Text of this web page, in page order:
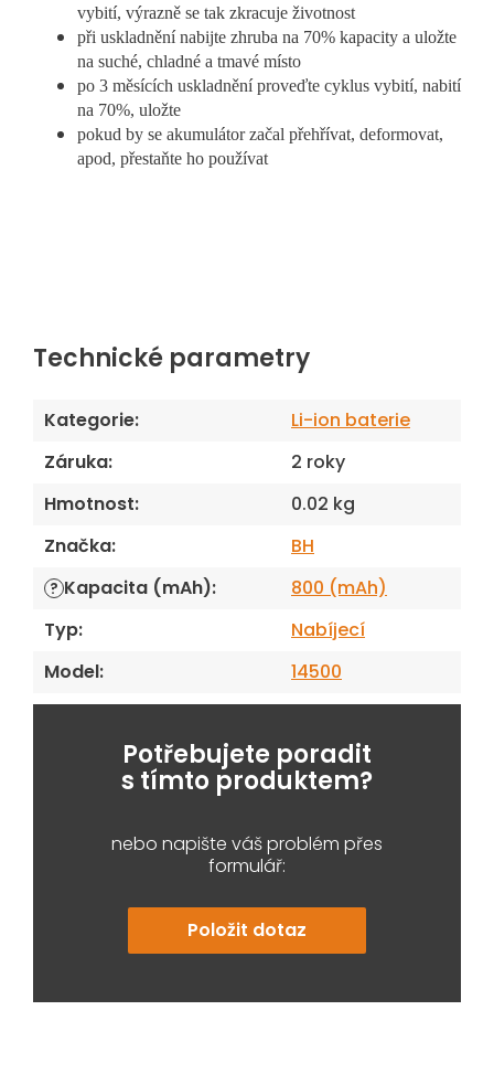
vybití, výrazně se tak zkracuje životnost
při uskladnění nabijte zhruba na 70% kapacity a uložte
na suché, chladné a tmavé místo
po 3 měsících uskladnění proveďte cyklus vybití, nabití
na 70%, uložte
pokud by se akumulátor začal přehřívat, deformovat,
apod, přestaňte ho používat
Technické parametry
Kategorie:
Li-ion baterie
Záruka:
2 roky
Hmotnost:
0.02 kg
Značka: BH
? Kapacita (mAh):
800 (mAh)
Typ:
Nabíjecí
Model: 14500
Potřebujete poradit
s tímto produktem?
nebo napište váš problém přes
formulář:
Položit dotaz